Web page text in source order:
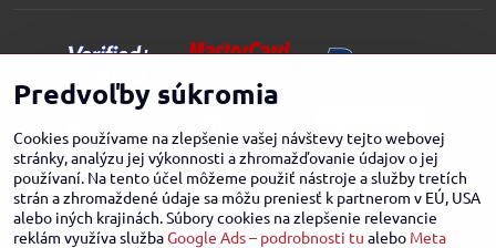
Predvoľby súkromia
Cookies používame na zlepšenie vašej návštevy tejto webovej
stránky, analýzu jej výkonnosti a zhromažďovanie údajov o jej
používaní. Na tento účel môžeme použiť nástroje a služby tretích
strán a zhromaždené údaje sa môžu preniesť k partnerom v EÚ, USA
alebo iných krajinách. Súbory cookies na zlepšenie relevancie
reklám využíva službaGoogle Ads – podrobnosti tu alebo Meta